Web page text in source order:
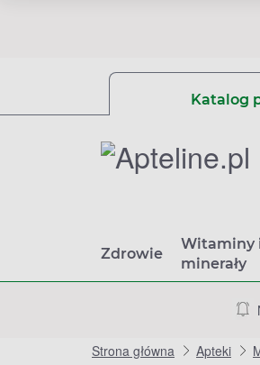
Katalog
Zdrowie
Witaminy
minerały
Strona główna Apteki